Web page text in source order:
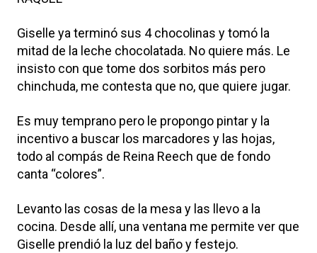
Giselle ya terminó sus 4 chocolinas y tomó la
mitad de la leche chocolatada. No quiere más. Le
insisto con que tome dos sorbitos más pero
chinchuda, me contesta que no, que quiere jugar.
Es muy temprano pero le propongo pintar y la
incentivo a buscar los marcadores y las hojas,
todo al compás de Reina Reech que de fondo
canta “colores”.
Levanto las cosas de la mesa y las llevo a la
cocina. Desde allí, una ventana me permite ver que
Giselle prendió la luz del baño y festejo.